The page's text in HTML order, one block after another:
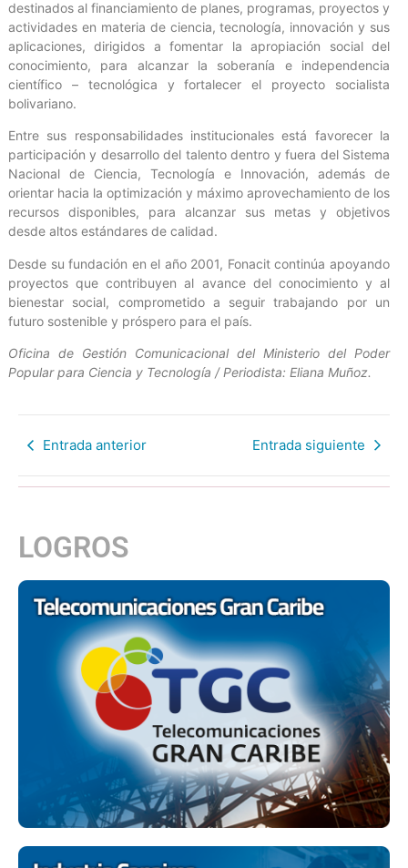
destinados al financiamiento de planes, programas, proyectos y
actividades en materia de ciencia, tecnología, innovación y sus
aplicaciones, dirigidos a fomentar la apropiación social del
conocimiento, para alcanzar la soberanía e independencia
científico – tecnológica y fortalecer el proyecto socialista
bolivariano.
Entre sus responsabilidades institucionales está favorecer la
participación y desarrollo del talento dentro y fuera del Sistema
Nacional de Ciencia, Tecnología e Innovación, además de
orientar hacia la optimización y máximo aprovechamiento de los
recursos disponibles, para alcanzar sus metas y objetivos
desde altos estándares de calidad.
Desde su fundación en el año 2001, Fonacit continúa apoyando
proyectos que contribuyen al avance del conocimiento y al
bienestar social, comprometido a seguir trabajando por un
futuro sostenible y próspero para el país.
Oficina de Gestión Comunicacional del Ministerio del Poder
Popular para Ciencia y Tecnología / Periodista: Eliana Muñoz.
Entrada anterior Entrada siguiente
LOGROS